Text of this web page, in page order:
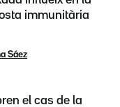
immunitària
Sáez
el cas de la